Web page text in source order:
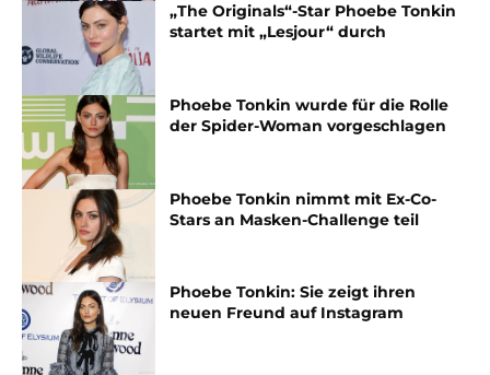
„The Originals“-Star Phoebe Tonkin
startet mit „Lesjour“ durch
Phoebe Tonkin wurde für die Rolle
der Spider-Woman vorgeschlagen
Phoebe Tonkin nimmt mit Ex-Co-
Stars an Masken-Challenge teil
Phoebe Tonkin: Sie zeigt ihren
neuen Freund auf Instagram